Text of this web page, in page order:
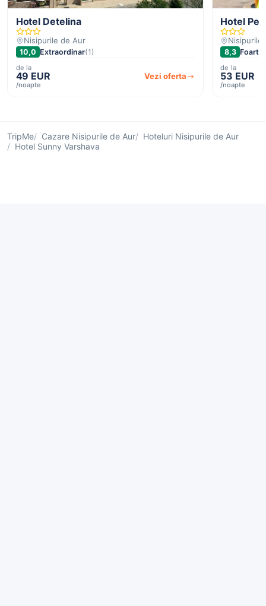
Hotel Detelina
Nisipurile de Aur
10,0 Extraordinar(1)
de la
49 EUR
/noapte
Vezi oferta
Hotel
Nisipurile
8,3 Foarte
de la
53 EUR
/noapte
TripMe Cazare Nisipurile de Aur
Hoteluri Nisipurile de Aur
Hotel Sunny Varshava